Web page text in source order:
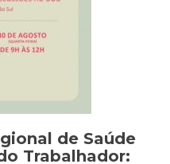
de Saúde
Trabalhador: